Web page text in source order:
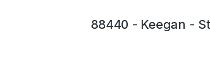
88440 - Keegan -